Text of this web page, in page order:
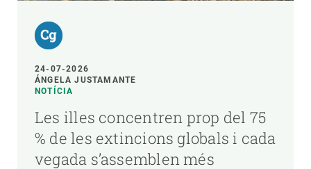
24-07-2026
ÁNGELA JUSTAMANTE
NOTÍCIA
Les illes concentren prop del 75
% de les extincions globals i cada
vegada s’assemblen més